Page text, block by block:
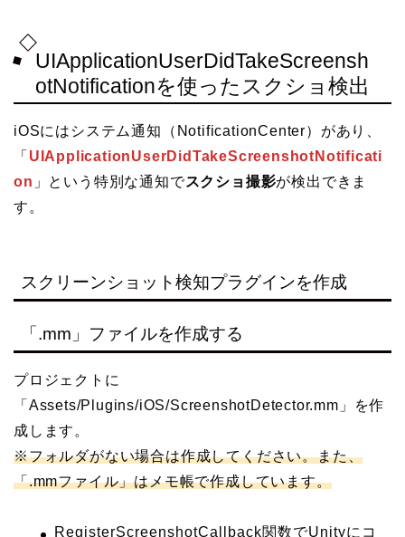
UIApplicationUserDidTakeScreensh
otNotificationを使ったスクショ検出
iOSにはシステム通知（NotificationCenter）があり、
「 UIApplicationUserDidTakeScreenshotNotificati
on 」という特別な通知でスクショ撮影が検出できま
す。
スクリーンショット検知プラグインを作成
「.mm」ファイルを作成する
プロジェクトに
「Assets/Plugins/iOS/ScreenshotDetector.mm」を作
成します。
※フォルダがない場合は作成してください。また、
「.mmファイル」はメモ帳で作成しています。
RegisterScreenshotCallback関数でUnityにコ